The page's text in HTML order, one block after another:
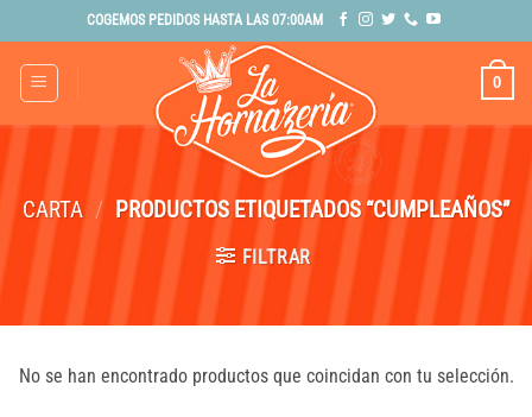
al
contenido
COGEMOS PEDIDOS HASTA LAS 07:00AM
0
CARTA / PRODUCTOS ETIQUETADOS “CUMPLEAÑOS”
FILTRAR
No se han encontrado productos que coincidan con tu selección.